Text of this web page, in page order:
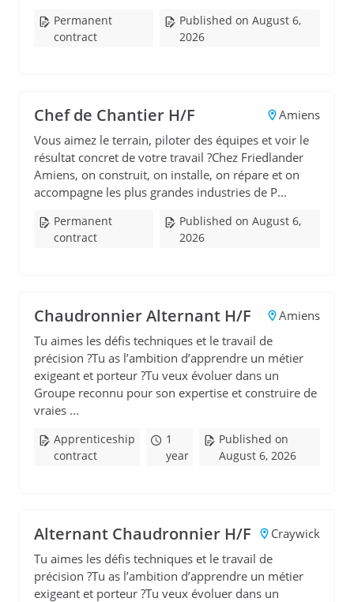
Permanent
contract
Published on August 6,
2026
Chef de Chantier H/F
Amiens
Vous aimez le terrain, piloter des équipes et voir le
résultat concret de votre travail ?Chez Friedlander
Amiens, on construit, on installe, on répare et on
accompagne les plus grandes industries de P...
Permanent
contract
Published on August 6,
2026
Chaudronnier Alternant H/F
Amiens
Tu aimes les défis techniques et le travail de
précision ?Tu as l’ambition d’apprendre un métier
exigeant et porteur ?Tu veux évoluer dans un
Groupe reconnu pour son expertise et construire de
vraies ...
Apprenticeship
contract
1
year
Published on
August 6, 2026
Alternant Chaudronnier H/F
Craywick
Tu aimes les défis techniques et le travail de
précision ?Tu as l’ambition d’apprendre un métier
exigeant et porteur ?Tu veux évoluer dans un